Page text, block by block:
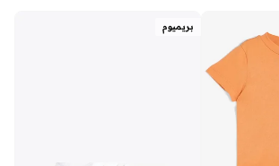
بريميوم